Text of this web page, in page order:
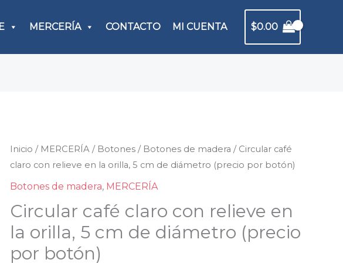
MERCERÍA CONTACTO MI CUENTA $0.00
Inicio / MERCERÍA / Botones / Botones de madera / Circular café
claro con relieve en la orilla, 5 cm de diámetro (precio por botón)
Botones de madera, MERCERÍA
Circular café claro con relieve en
la orilla, 5 cm de diámetro (precio
por botón)
Circular
café
claro
relieve
en
la